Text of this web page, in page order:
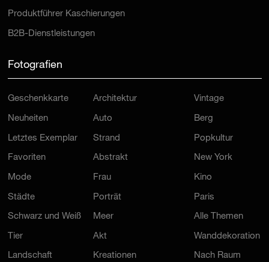
Produktführer Kaschierungen
B2B-Dienstleistungen
Fotografien
Geschenkkarte
Neuheiten
Letztes Exemplar
Favoriten
Mode
Städte
Schwarz und Weiß
Tier
Landschaft
Architektur
Auto
Strand
Abstrakt
Frau
Porträt
Meer
Akt
Kreationen
Vintage
Berg
Popkultur
New York
Kino
Paris
Alle Themen
Wanddekoration
Nach Raum